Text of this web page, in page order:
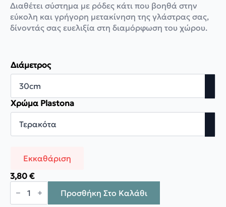
Διαθέτει σύστημα με ρόδες κάτι που βοηθά στην
εύκολη και γρήγορη μετακίνηση της γλάστρας σας,
δίνοντάς σας ευελιξία στη διαμόρφωση του χώρου.
Διάμετρος
Χρώμα Plastona
Εκκαθάριση
3,80 €
Plastona
Πιάτο
με
Προσθήκη Στο Καλάθι